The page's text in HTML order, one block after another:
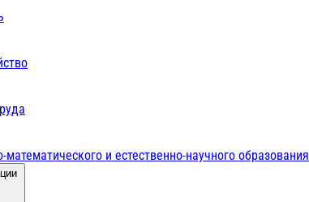
и естественно-научного образования